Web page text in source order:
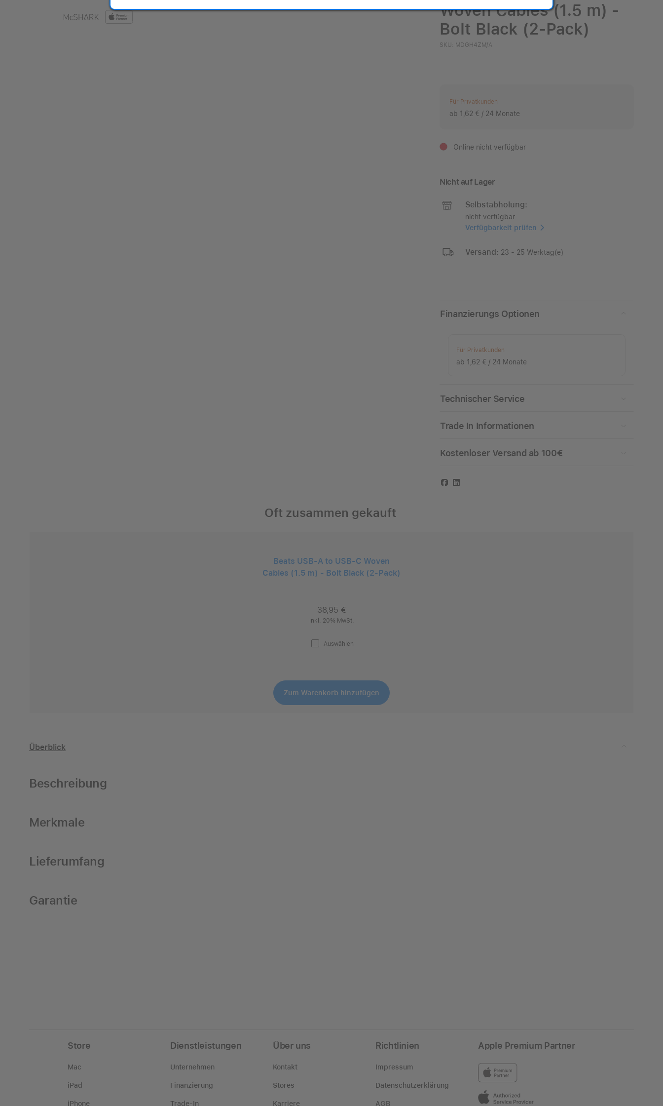
Woven Cables (1.5 m) -
Bolt Black (2-Pack)
SKU: MDGH4ZM/A
Für Privatkunden
ab 1,62 € / 24 Monate
Online nicht verfügbar
Nicht auf Lager
Selbstabholung:
nicht verfügbar
Verfügbarkeit prüfen
Versand: 23 - 25 Werktag(e)
Finanzierungs Optionen
Für Privatkunden
ab 1,62 € / 24 Monate
Technischer Service
Trade In Informationen
Kostenloser Versand ab 100€
Facebook
LinkedIn
Oft zusammen gekauft
Beats USB-A to USB-C Woven
Cables (1.5 m) - Bolt Black (2-Pack)
38,95 €
inkl. 20% MwSt.
Auswählen
Zum Warenkorb hinzufügen
Überblick
Beschreibung
Merkmale
Lieferumfang
Garantie
Store
Mac
iPad
iPhone
Dienstleistungen
Unternehmen
Finanzierung
Trade-In
Über uns
Kontakt
Stores
Karriere
Richtlinien
Impressum
Datenschutzerklärung
AGB
Apple Premium Partner